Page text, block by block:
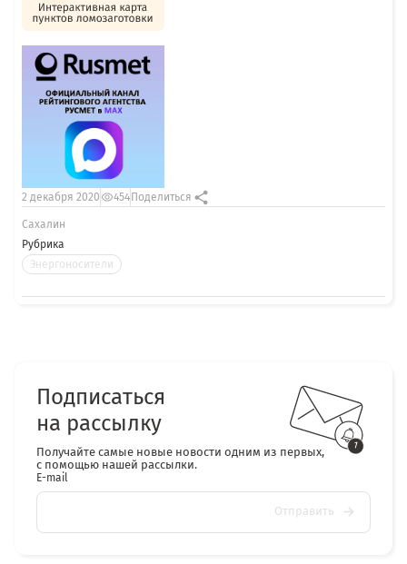
Рубрика
Энергоносители
2 декабря 2020 454 Поделиться
Сахалин
Подписаться
на рассылку
Получайте самые новые новости одним из первых,
с помощью нашей рассылки.
E-mail
Отправить